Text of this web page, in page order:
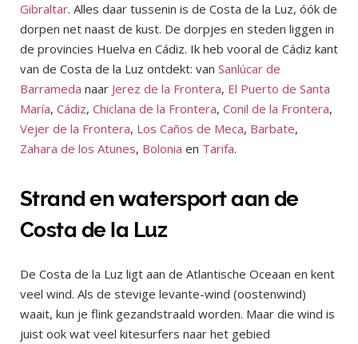
Gibraltar. Alles daar tussenin is de Costa de la Luz, óók de
dorpen net naast de kust. De dorpjes en steden liggen in
de provincies Huelva en Cádiz. Ik heb vooral de Cádiz kant
van de Costa de la Luz ontdekt: van Sanlúcar de
Barrameda naar Jerez de la Frontera, El Puerto de Santa
María, Cádiz, Chiclana de la Frontera, Conil de la Frontera,
Vejer de la Frontera, Los Caños de Meca, Barbate,
Zahara de los Atunes, Bolonia en Tarifa.
Strand en watersport aan de
Costa de la Luz
De Costa de la Luz ligt aan de Atlantische Oceaan en kent
veel wind. Als de stevige levante-wind (oostenwind)
waait, kun je flink gezandstraald worden. Maar die wind is
juist ook wat veel kitesurfers naar het gebied